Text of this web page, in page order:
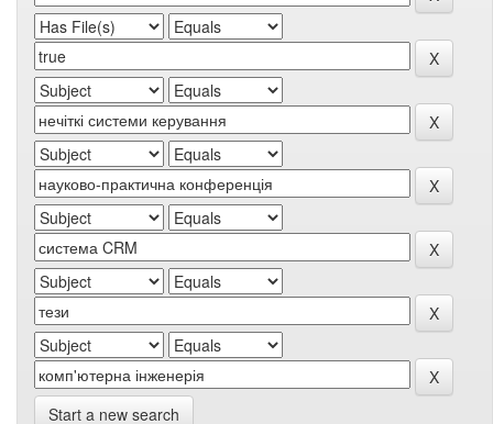
Start a new search